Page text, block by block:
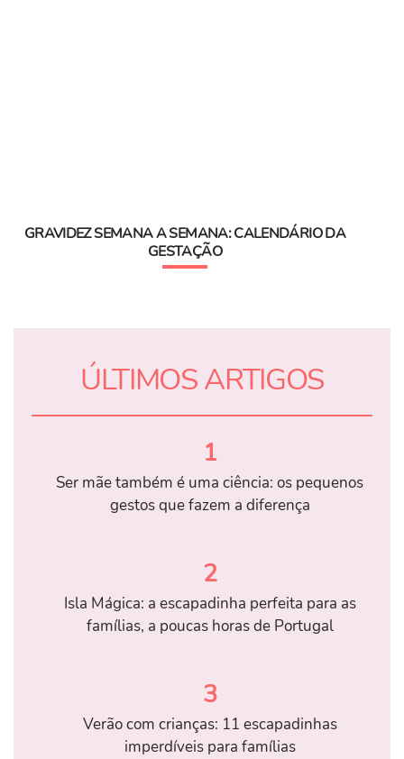
GRAVIDEZ SEMANA A SEMANA: CALENDÁRIO DA
GESTAÇÃO
ÚLTIMOS ARTIGOS
1
Ser mãe também é uma ciência: os pequenos
gestos que fazem a diferença
2
Isla Mágica: a escapadinha perfeita para as
famílias, a poucas horas de Portugal
3
Verão com crianças: 11 escapadinhas
imperdíveis para famílias